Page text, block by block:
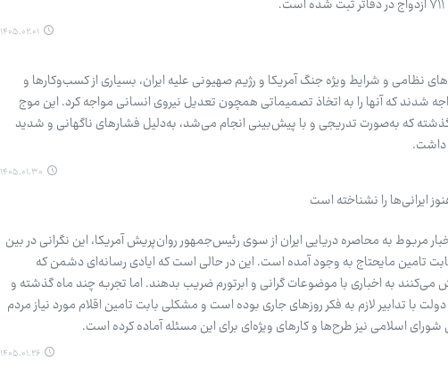
۱۴۰۵.۰۲.۰۱
نظامی و شرایط ویژه جنگ آمریکا و رژیم صهیونی علیه ایران، بسیاری از کسب‌وکارها و
شدند که آنها را به اتخاذ تصمیماتی همچون تعدیل نیروی انسانی مواجه کرد. این موج
که به‌صورت تدریجی و با پیش‌بینی انجام می‌شد، به‌دلیل فشارهای ناگهانی و شدید
داشت.
۱۴۰۵.۰۱.۳۰
ایرانی‌ها را نشناخته است
مربوط به محاصره دریایی ایران از سوی رئیس‌جمهور روان‌پریش آمریکا، این نگرانی در بین
تامین مایحتاج به وجود آمده است. این در حالی است که ایادی رسانه‌ای دشمن که
به اخباری با موضوعات گرانی و ابرتورم ضریب بدهند. اما تجربه چند ماه گذشته و
که دولت با تدابیر لازم به فکر روزهای جاری بوده است و مشکلی بابت تامین اقلام مورد نیاز مردم
اسلامی نیز طرح‌ها و کارهای ویژه‌ای برای این مسئله آماده کرده است.
۱۴۰۵.۰۱.۲۶